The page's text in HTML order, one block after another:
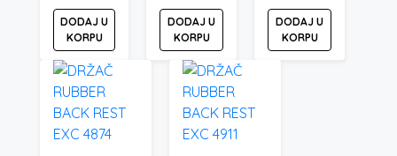
DODAJ U
KORPU
DODAJ U
KORPU
DODAJ U
KORPU